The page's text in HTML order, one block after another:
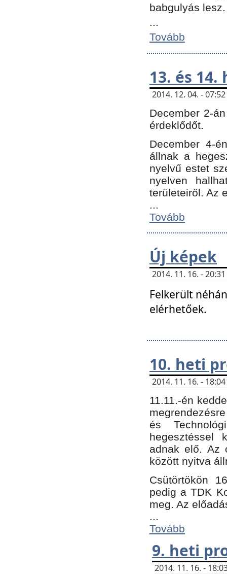
babgulyás
...
Tovább
13. és
2014. 12. 04. -
December 2-
érdeklődőt.
December 4-
állnak a
nyelvű estet
nyelven
területeiről. Az
...
Tovább
Új képek
2014. 11. 16. -
Felkerült
elérhetőek.
10. heti
2014. 11. 16. -
11.11.-én
és
hegesztéssel
adnak elő. Az
között nyitva
Csütörtökön
pedig a TDK
meg. Az
...
Tovább
9. heti
2014. 11. 16. -